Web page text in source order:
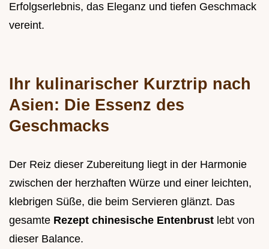
Erfolgserlebnis, das Eleganz und tiefen Geschmack
vereint.
Ihr kulinarischer Kurztrip nach
Asien: Die Essenz des
Geschmacks
Der Reiz dieser Zubereitung liegt in der Harmonie
zwischen der herzhaften Würze und einer leichten,
klebrigen Süße, die beim Servieren glänzt. Das
gesamte Rezept chinesische Entenbrust lebt von
dieser Balance.